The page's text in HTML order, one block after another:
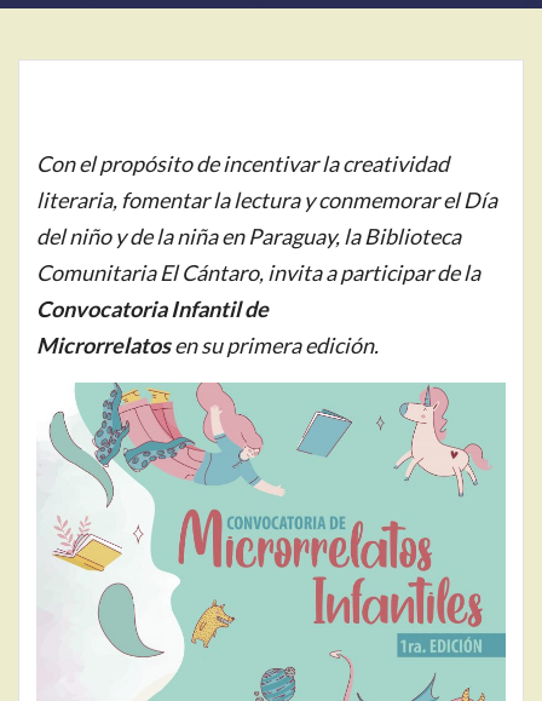
Con el propósito de incentivar la creatividad
literaria, fomentar la lectura y conmemorar el Día
del niño y de la niña en Paraguay, la Biblioteca
Comunitaria El Cántaro, invita a participar de la
Convocatoria Infantil de
Microrrelatosen su primera edición.